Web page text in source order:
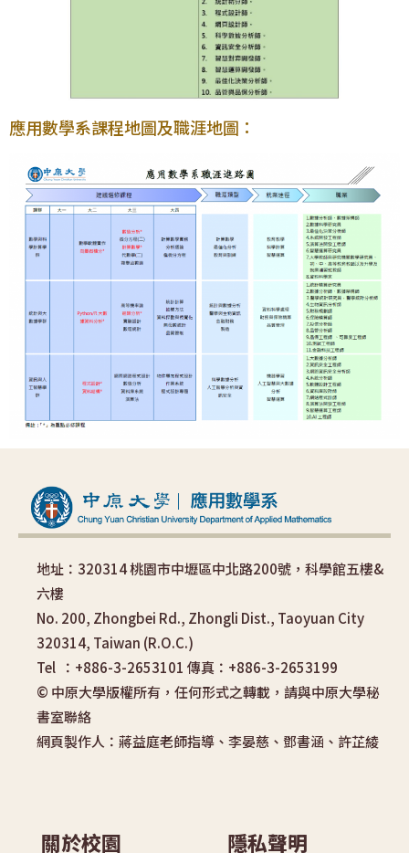
應用數學系課程地圖及職涯地圖：
地址：320314 桃園市中壢區中北路200號，科學館五樓&
六樓
No. 200, Zhongbei Rd., Zhongli Dist., Taoyuan City
320314, Taiwan (R.O.C.)
Tel ：+886-3-2653101 傳真：+886-3-2653199
© 中原大學版權所有，任何形式之轉載，請與中原大學秘
書室聯絡
網頁製作人：蔣益庭老師指導、李晏慈、鄧書涵、許芷綾
關於校園 隱私聲明